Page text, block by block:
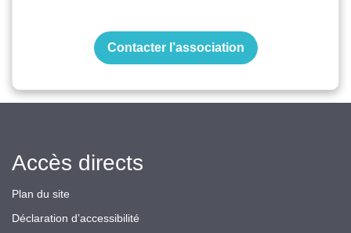
Contacter l’association
Accès directs
Plan du site
Déclaration d’accessibilité